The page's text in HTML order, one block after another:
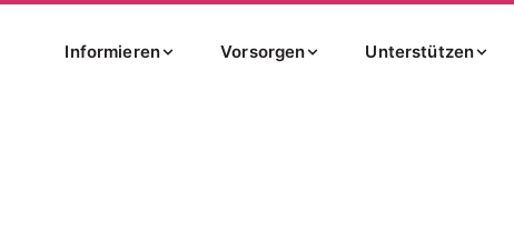
Informieren Vorsorgen Unterstützen